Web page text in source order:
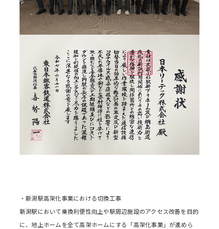
・新潟駅高架化事業における切換工事
新潟駅において乗換利便性向上や駅周辺施設のアクセス改善を目的
に、地上ホームを全て高架ホームにする「高架化事業」が進めら